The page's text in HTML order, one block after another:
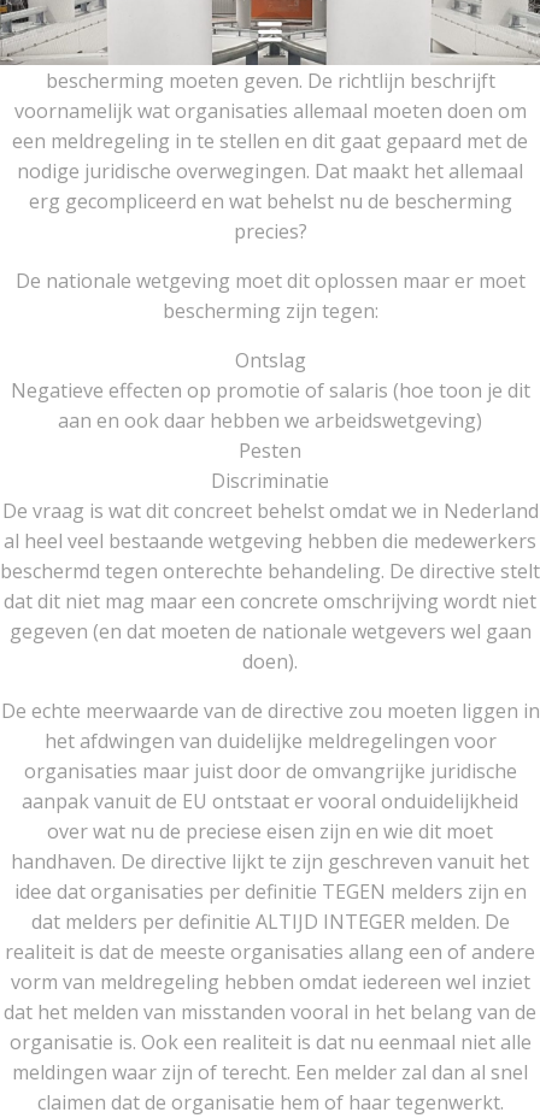
Ga
naar
de
inhoud
De nieuwe EU richtlijn zou klokkenluiders meer
bescherming moeten geven. De richtlijn beschrijft
voornamelijk wat organisaties allemaal moeten doen om
een meldregeling in te stellen en dit gaat gepaard met de
nodige juridische overwegingen. Dat maakt het allemaal
erg gecompliceerd en wat behelst nu de bescherming
precies?
De nationale wetgeving moet dit oplossen maar er moet
bescherming zijn tegen:
Ontslag
Negatieve effecten op promotie of salaris (hoe toon je dit
aan en ook daar hebben we arbeidswetgeving)
Pesten
Discriminatie
De vraag is wat dit concreet behelst omdat we in Nederland
al heel veel bestaande wetgeving hebben die medewerkers
beschermd tegen onterechte behandeling. De directive stelt
dat dit niet mag maar een concrete omschrijving wordt niet
gegeven (en dat moeten de nationale wetgevers wel gaan
doen).
De echte meerwaarde van de directive zou moeten liggen in
het afdwingen van duidelijke meldregelingen voor
organisaties maar juist door de omvangrijke juridische
aanpak vanuit de EU ontstaat er vooral onduidelijkheid
over wat nu de preciese eisen zijn en wie dit moet
handhaven. De directive lijkt te zijn geschreven vanuit het
idee dat organisaties per definitie TEGEN melders zijn en
dat melders per definitie ALTIJD INTEGER melden. De
realiteit is dat de meeste organisaties allang een of andere
vorm van meldregeling hebben omdat iedereen wel inziet
dat het melden van misstanden vooral in het belang van de
organisatie is. Ook een realiteit is dat nu eenmaal niet alle
meldingen waar zijn of terecht. Een melder zal dan al snel
claimen dat de organisatie hem of haar tegenwerkt.